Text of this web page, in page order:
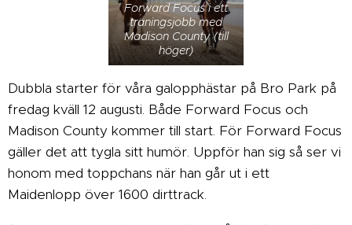
Forward Focus i ett
träningsjobb med
Madison County (till
höger)
Dubbla starter för våra galopphästar på Bro Park på
fredag kväll 12 augusti. Både Forward Focus och
Madison County kommer till start. För Forward Focus
gäller det att tygla sitt humör. Uppför han sig så ser vi
honom med toppchans när han går ut i ett
Maidenlopp över 1600 dirttrack.